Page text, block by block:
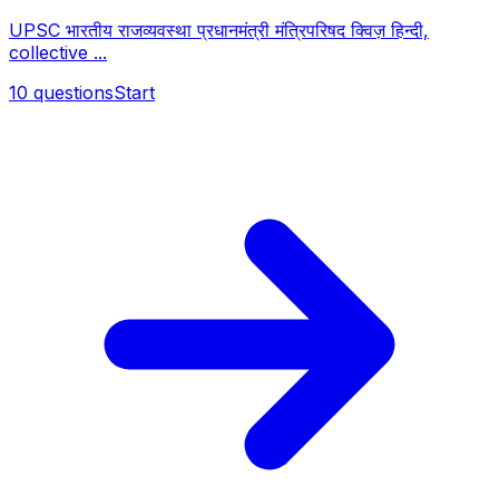
UPSC भारतीय राजव्यवस्था प्रधानमंत्री मंत्रिपरिषद क्विज़ हिन्दी,
collective ...
10 questionsStart